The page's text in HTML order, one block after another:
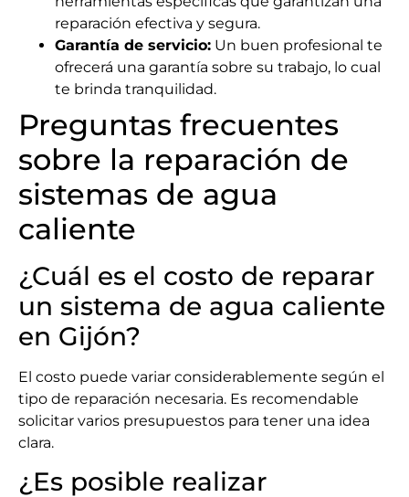
reparación efectiva y segura.
Garantía de servicio: Un buen profesional te
ofrecerá una garantía sobre su trabajo, lo cual
te brinda tranquilidad.
Preguntas frecuentes
sobre la reparación de
sistemas de agua
caliente
¿Cuál es el costo de reparar
un sistema de agua caliente
en Gijón?
El costo puede variar considerablemente según el
tipo de reparación necesaria. Es recomendable
solicitar varios presupuestos para tener una idea
clara.
¿Es posible realizar